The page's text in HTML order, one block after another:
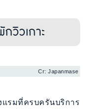
วิวเกาะ
Cr: Japanmase
แรมที่ครบครันบริการ